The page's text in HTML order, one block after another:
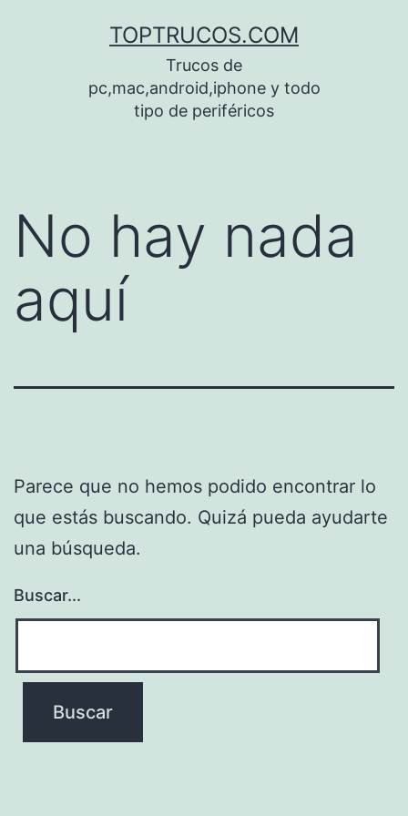
TOPTRUCOS.COM
Trucos de
pc,mac,android,iphone y todo
tipo de periféricos
No hay nada
aquí
Parece que no hemos podido encontrar lo
que estás buscando. Quizá pueda ayudarte
una búsqueda.
Buscar...